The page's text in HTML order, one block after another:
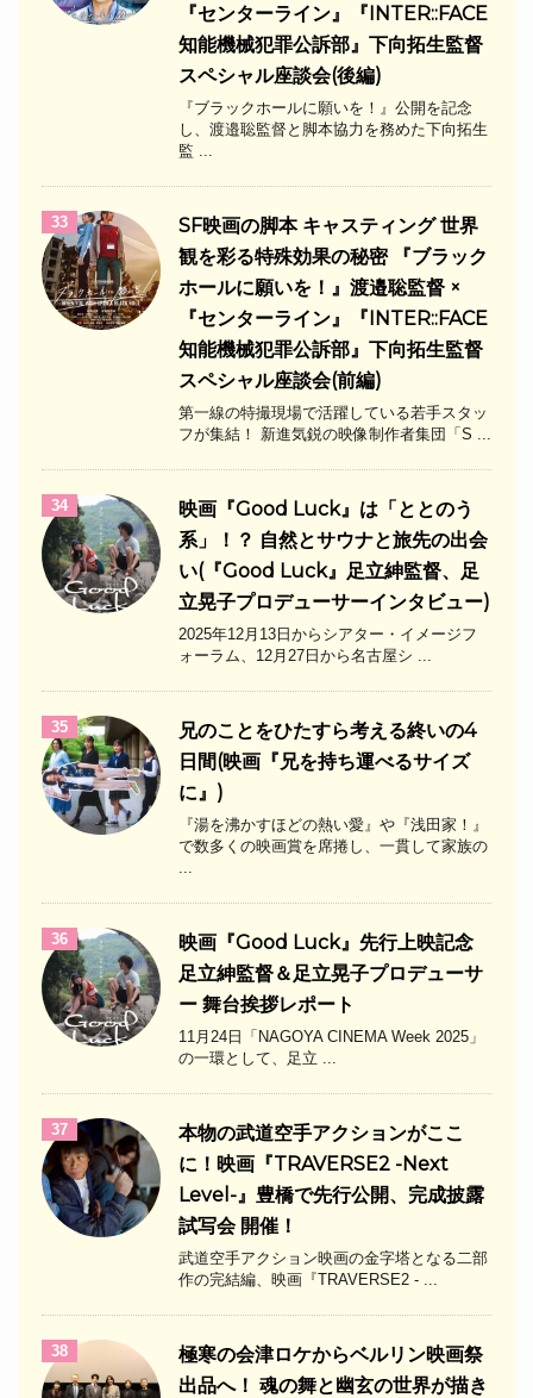
『センターライン』『INTER::FACE
知能機械犯罪公訴部』下向拓生監督
スペシャル座談会(後編)
『ブラックホールに願いを！』公開を記念
し、渡邉聡監督と脚本協力を務めた下向拓生
監 ...
33
SF映画の脚本 キャスティング 世界
観を彩る特殊効果の秘密 『ブラック
ホールに願いを！』渡邉聡監督 ×
『センターライン』『INTER::FACE
知能機械犯罪公訴部』下向拓生監督
スペシャル座談会(前編)
第一線の特撮現場で活躍している若手スタッ
フが集結！ 新進気鋭の映像制作者集団「S ...
34
映画『Good Luck』は「ととのう
系」！？ 自然とサウナと旅先の出会
い(『Good Luck』足立紳監督、足
立晃子プロデューサーインタビュー)
2025年12月13日からシアター・イメージフ
ォーラム、12月27日から名古屋シ ...
35
兄のことをひたすら考える終いの4
日間(映画『兄を持ち運べるサイズ
に』)
『湯を沸かすほどの熱い愛』や『浅田家！』
で数多くの映画賞を席捲し、一貫して家族の
36
映画『Good Luck』先行上映記念
足立紳監督＆足立晃子プロデューサ
ー 舞台挨拶レポート
11月24日「NAGOYA CINEMA Week 2025」
の一環として、足立 ...
37
本物の武道空手アクションがここ
に！映画『TRAVERSE2 -Next
Level-』豊橋で先行公開、完成披露
試写会 開催！
武道空手アクション映画の金字塔となる二部
作の完結編、映画『TRAVERSE2 - ...
38
極寒の会津ロケからベルリン映画祭
出品へ！ 魂の舞と幽玄の世界が描き